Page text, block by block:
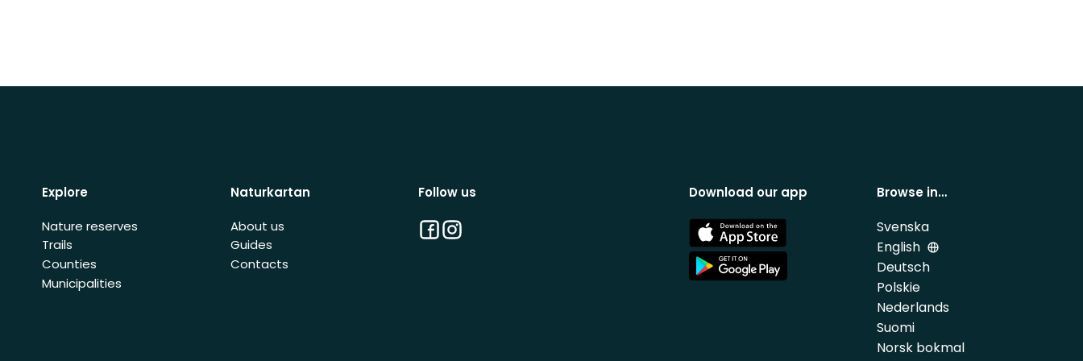
Explore
Nature reserves
Trails
Counties
Municipalities
Naturkartan
About us
Guides
Contacts
Follow us
Facebook
Instagram
Download our app
App
Store
App
Store
Browse in…
Svenska
English
Deutsch
Polskie
Nederlands
Suomi
Norsk bokmal